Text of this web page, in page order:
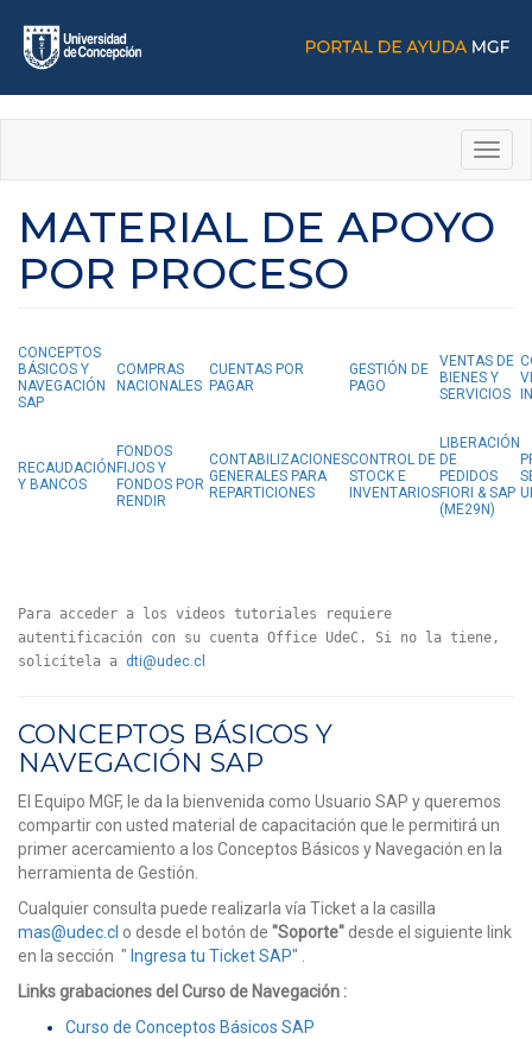
contenido
MATERIAL DE APOYO
POR PROCESO
CONCEPTOS
BÁSICOS Y
NAVEGACIÓN
SAP
COMPRAS
NACIONALES
CUENTAS POR
PAGAR
GESTIÓN DE
PAGO
VENTAS DE
BIENES Y
SERVICIOS
RECAUDACIÓN
Y BANCOS
FONDOS
FIJOS Y
FONDOS POR
RENDIR
CONTABILIZACIONES
GENERALES PARA
REPARTICIONES
CONTROL DE
STOCK E
INVENTARIOS
LIBERACIÓN
DE
PEDIDOS
FIORI & SAP
(ME29N)
Para acceder a los videos tutoriales requiere
autentificación con su cuenta Office UdeC. Si no la tiene,
solicítela a dti@udec.cl
CONCEPTOS BÁSICOS Y
NAVEGACIÓN SAP
El Equipo MGF, le da la bienvenida como Usuario SAP y queremos
compartir con usted material de capacitación que le permitirá un
primer acercamiento a los Conceptos Básicos y Navegación en la
herramienta de Gestión.
Cualquier consulta puede realizarla vía Ticket a la casilla
mas@udec.cl o desde el botón de "Soporte" desde el siguiente link
en la sección " Ingresa tu Ticket SAP" .
Links grabaciones del Curso de Navegación :
Curso de Conceptos Básicos SAP